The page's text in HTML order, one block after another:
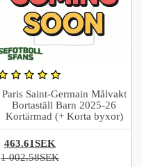
Paris Saint-Germain Målvakt
Bortaställ Barn 2025-26
Kortärmad (+ Korta byxor)
463.61SEK
1 002.58SEK